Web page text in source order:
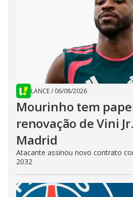
LANCE/ 06/08/2026
Mourinho tem
renovação de Vini
Madrid
Atacante assinou novo contrato
2032